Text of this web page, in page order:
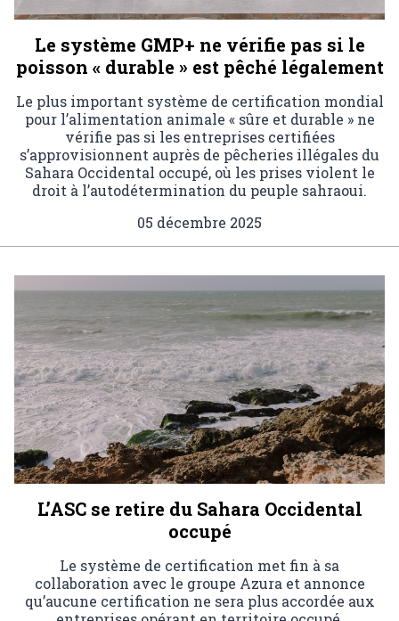
Le système GMP+ ne vérifie pas si le
poisson « durable » est pêché légalement
Le plus important système de certification mondial
pour l’alimentation animale « sûre et durable » ne
vérifie pas si les entreprises certifiées
s’approvisionnent auprès de pêcheries illégales du
Sahara Occidental occupé, où les prises violent le
droit à l’autodétermination du peuple sahraoui.
05 décembre 2025
L’ASC se retire du Sahara Occidental
occupé
Le système de certification met fin à sa
collaboration avec le groupe Azura et annonce
qu’aucune certification ne sera plus accordée aux